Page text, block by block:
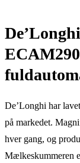
De’Longhi har
på markedet.
hver gang, og
Mælkeskummeren